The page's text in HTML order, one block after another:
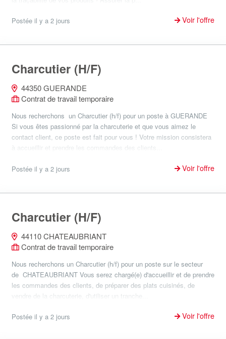
Postée il y a 2 jours Voir l'offre
Charcutier (H/F)
44350 GUERANDE
Contrat de travail temporaire
Nous recherchons un Charcutier (h/f) pour un poste à GUERANDE
Si vous êtes passionné par la charcuterie et que vous aimez le
contact client, ce poste est fait pour vous ! Votre mission consistera
à accueillir et prendre les commandes des clients...
Postée il y a 2 jours Voir l'offre
Charcutier (H/F)
44110 CHATEAUBRIANT
Contrat de travail temporaire
Nous recherchons un Charcutier (h/f) pour un poste sur le secteur
de CHATEAUBRIANT Vous serez chargé(e) d'accueillir et de prendre
les commandes des clients, de préparer des plats cuisinés, de
vendre de la charcuterie, d'utiliser un tranche...
Postée il y a 2 jours Voir l'offre